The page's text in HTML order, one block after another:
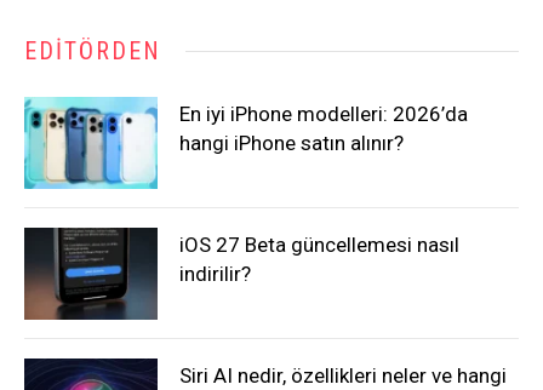
EDITÖRDEN
En iyi iPhone modelleri: 2026’da
hangi iPhone satın alınır?
iOS 27 Beta güncellemesi nasıl
indirilir?
Siri AI nedir, özellikleri neler ve hangi